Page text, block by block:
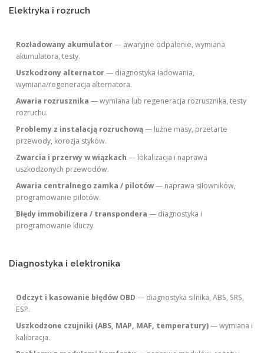
Elektryka i rozruch
Rozładowany akumulator— awaryjne odpalenie, wymiana
akumulatora, testy.
Uszkodzony alternator— diagnostyka ładowania,
wymiana/regeneracja alternatora.
Awaria rozrusznika — wymiana lub regeneracja rozrusznika, testy
rozruchu.
Problemy z instalacją rozruchową— luźne masy, przetarte
przewody, korozja styków.
Zwarcia i przerwy w wiązkach — lokalizacja i naprawa
uszkodzonych przewodów.
Awaria centralnego zamka / pilotów— naprawa siłowników,
programowanie pilotów.
Błędy immobilizera / transpondera — diagnostyka i
programowanie kluczy.
Diagnostyka i elektronika
Odczyt i kasowanie błędów OBD — diagnostyka silnika, ABS, SRS,
ESP.
Uszkodzone czujniki (ABS, MAP, MAF, temperatury)— wymiana i
kalibracja.